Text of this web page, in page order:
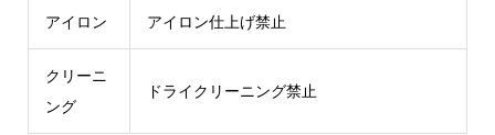
アイロン アイロン仕上げ禁止
クリーニ
ング
ドライクリーニング禁止